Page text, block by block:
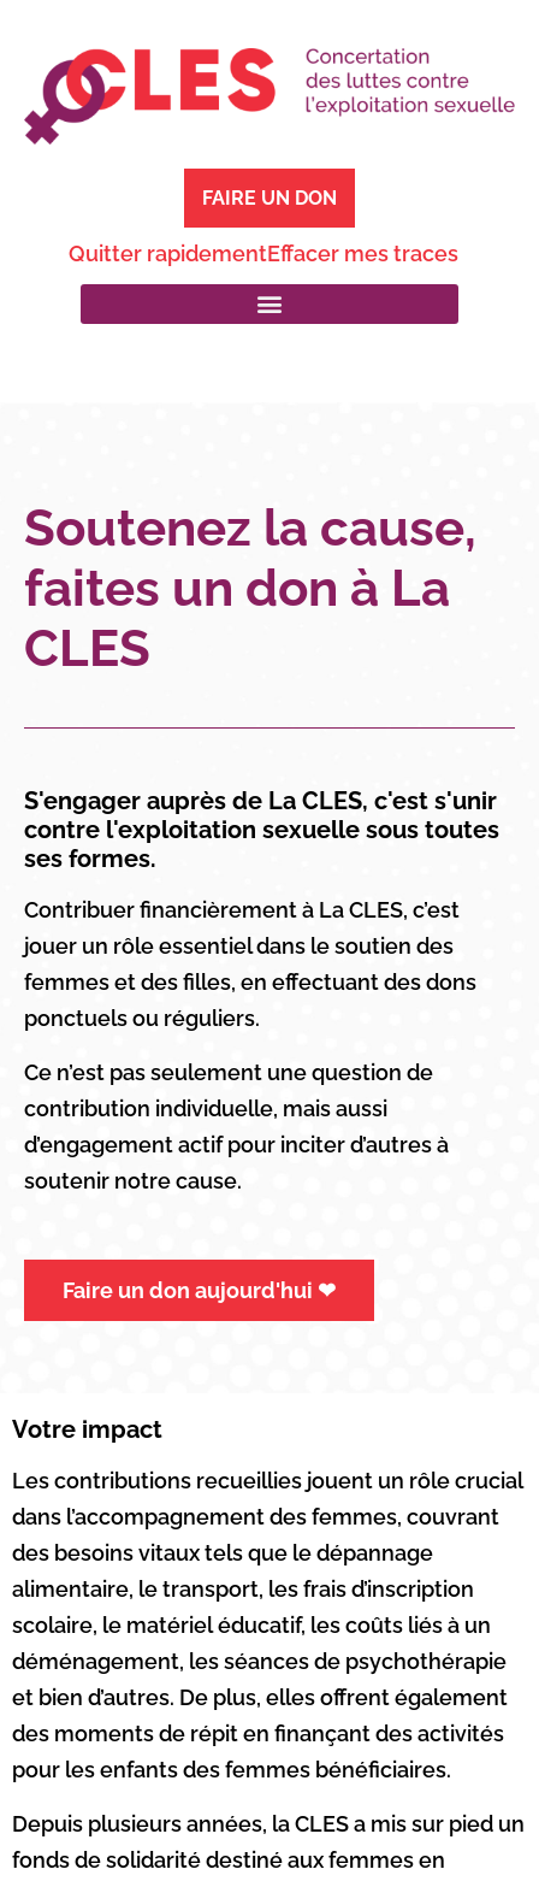
FAIRE UN DON
Quitter rapidementEffacer mes traces
Soutenez la cause,
faites un don à La
CLES
S'engager auprès de La CLES, c'est s'unir
contre l'exploitation sexuelle sous toutes
ses formes.
Contribuer financièrement à La CLES, c’est
jouer un rôle essentiel dans le soutien des
femmes et des filles, en effectuant des dons
ponctuels ou réguliers.
Ce n’est pas seulement une question de
contribution individuelle, mais aussi
d’engagement actif pour inciter d’autres à
soutenir notre cause.
Faire un don aujourd'hui ❤︎
Votre impact
Les contributions recueillies jouent un rôle crucial
dans l’accompagnement des femmes, couvrant
des besoins vitaux tels que le dépannage
alimentaire, le transport, les frais d’inscription
scolaire, le matériel éducatif, les coûts liés à un
déménagement, les séances de psychothérapie
et bien d’autres. De plus, elles offrent également
des moments de répit en finançant des activités
pour les enfants des femmes bénéficiaires.
Depuis plusieurs années, la CLES a mis sur pied un
fonds de solidarité destiné aux femmes en